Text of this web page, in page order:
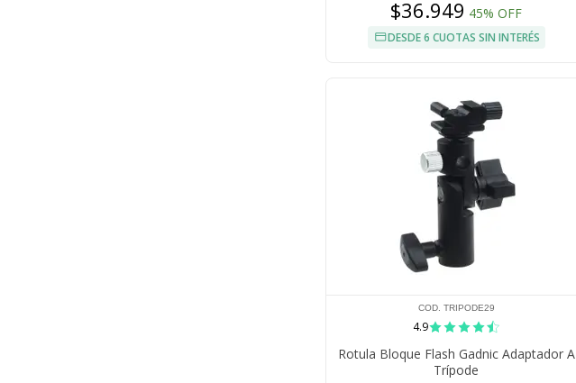
$36.949 45% OFF
DESDE 6 CUOTAS SIN INTERÉS
COD. TRIPODE29
4.9
Rotula Bloque Flash Gadnic Adaptador A
Trípode